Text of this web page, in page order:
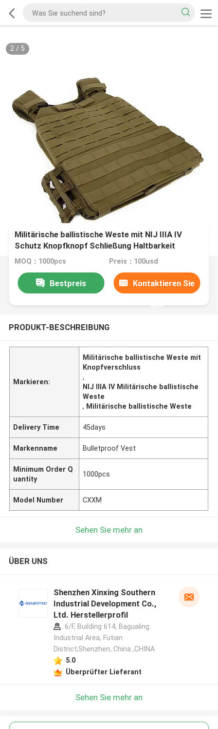
2/ 5
Militärische ballistische Weste mit NIJ IIIA IV
Schutz Knopfknopf Schließung Haltbarkeit
MOQ：1000pcs Preis：100usd
Bestpreis Kontaktieren Sie
uns
PRODUKT-BESCHREIBUNG
Markieren:
Militärische ballistische Weste mit
Knopfverschluss
,
NIJ IIIA IV Militärische ballistische
Weste
, Militärische ballistische Weste
Delivery Time 45days
Markenname Bulletproof Vest
Minimum Order Q
uantity
1000pcs
Model Number CXXM
Sehen Sie mehr an
ÜBER UNS
Shenzhen Xinxing Southern
Industrial Development Co.,
Ltd. Herstellerprofil
6/F, Building 614, Bagualing
Industrial Area, Futian
District,Shenzhen, China ,CHINA
5.0
Überprüfter Lieferant
Sehen Sie mehr an